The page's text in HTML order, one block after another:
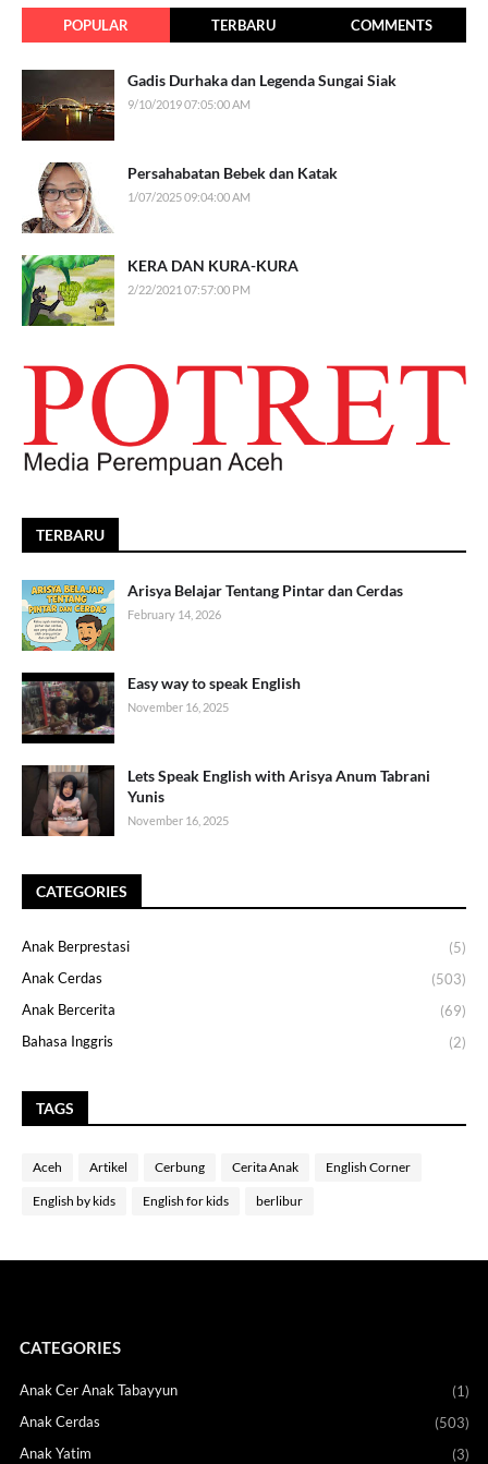
POPULAR TERBARU COMMENTS
Gadis Durhaka dan Legenda Sungai Siak
9/10/2019 07:05:00 AM
Persahabatan Bebek dan Katak
1/07/2025 09:04:00 AM
KERA DAN KURA-KURA
2/22/2021 07:57:00 PM
TERBARU
Arisya Belajar Tentang Pintar dan Cerdas
February 14, 2026
Easy way to speak English
November 16, 2025
Lets Speak English with Arisya Anum Tabrani
Yunis
November 16, 2025
CATEGORIES
Anak Berprestasi
(5)
Anak Cerdas
(503)
Anak Bercerita
(69)
Bahasa Inggris
(2)
TAGS
Aceh Artikel Cerbung Cerita Anak English Corner
English by kids English for kids berlibur
CATEGORIES
Anak Cer Anak Tabayyun
(1)
Anak Cerdas
(503)
Anak Yatim
(3)